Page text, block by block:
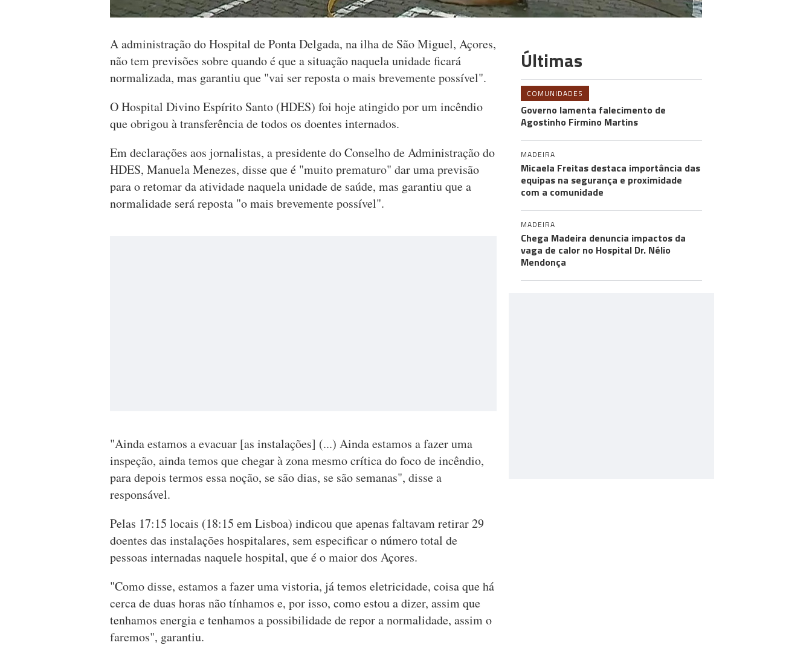
A administração do Hospital de Ponta Delgada, na ilha de São Miguel, Açores,
não tem previsões sobre quando é que a situação naquela unidade ficará
normalizada, mas garantiu que "vai ser reposta o mais brevemente possível".
O Hospital Divino Espírito Santo (HDES) foi hoje atingido por um incêndio
que obrigou à transferência de todos os doentes internados.
Em declarações aos jornalistas, a presidente do Conselho de Administração do
HDES, Manuela Menezes, disse que é "muito prematuro" dar uma previsão
para o retomar da atividade naquela unidade de saúde, mas garantiu que a
normalidade será reposta "o mais brevemente possível".
"Ainda estamos a evacuar [as instalações] (...) Ainda estamos a fazer uma
inspeção, ainda temos que chegar à zona mesmo crítica do foco de incêndio,
para depois termos essa noção, se são dias, se são semanas", disse a
responsável.
Pelas 17:15 locais (18:15 em Lisboa) indicou que apenas faltavam retirar 29
doentes das instalações hospitalares, sem especificar o número total de
pessoas internadas naquele hospital, que é o maior dos Açores.
"Como disse, estamos a fazer uma vistoria, já temos eletricidade, coisa que há
cerca de duas horas não tínhamos e, por isso, como estou a dizer, assim que
tenhamos energia e tenhamos a possibilidade de repor a normalidade, assim o
faremos", garantiu.
Últimas
COMUNIDADES
Governo lamenta falecimento de
Agostinho Firmino Martins
MADEIRA
Micaela Freitas destaca importância das
equipas na segurança e proximidade
com a comunidade
MADEIRA
Chega Madeira denuncia impactos da
vaga de calor no Hospital Dr. Nélio
Mendonça